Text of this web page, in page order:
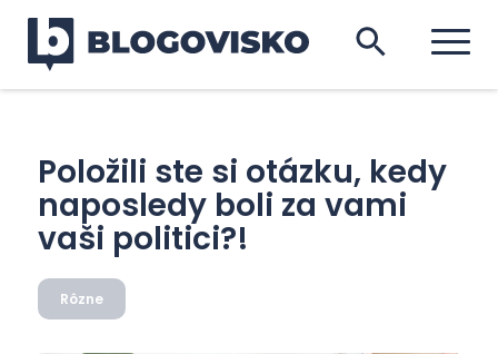
Položili ste si otázku, kedy
naposledy boli za vami
vaši politici?!
Rôzne